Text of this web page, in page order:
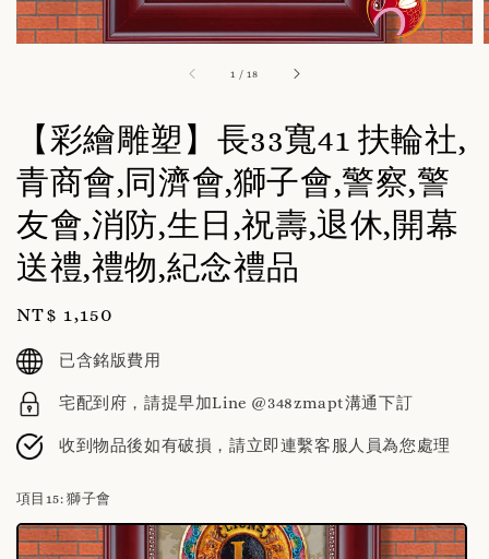
1 /18
【彩繪雕塑】長33寬41 扶輪社,
青商會,同濟會,獅子會,警察,警
友會,消防,生日,祝壽,退休,開幕
送禮,禮物,紀念禮品
Regular
price
NT$ 1,150
已含銘版費用
宅配到府，請提早加Line @348zmapt溝通下訂
收到物品後如有破損，請立即連繫客服人員為您處理
項目15: 獅子會